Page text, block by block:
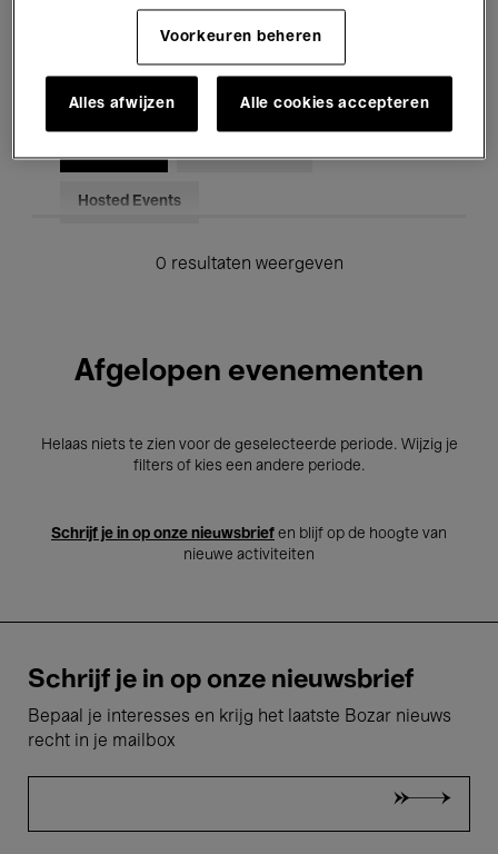
Elektronische Muziek
Voor iedereen Kids’ Palace
Hosted Events
0 resultaten weergeven
Afgelopen evenementen
Helaas niets te zien voor de geselecteerde periode. Wijzig je
filters of kies een andere periode.
Schrijf je in op onze nieuwsbrief en blijf op de hoogte van
nieuwe activiteiten
Schrijf je in op onze nieuwsbrief
Bepaal je interesses en krijg het laatste Bozar nieuws
recht in je mailbox
Voorkeuren beheren
Alles afwijzen Alle cookies accepteren